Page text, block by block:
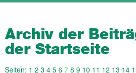
Archiv der
der Startseite
Seiten: 1 2 3 4 5 6 7 8 9 10 11 12 13 14